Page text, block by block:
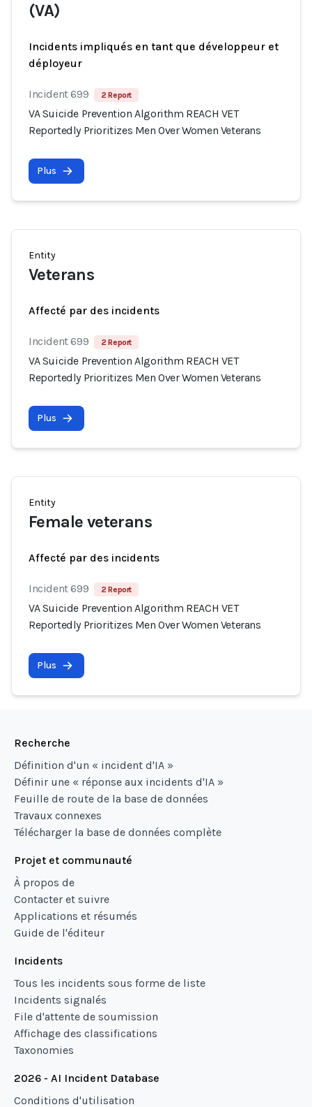
(VA)
Incidents impliqués en tant que développeur et
déployeur
Incident 699 2 Report
VA Suicide Prevention Algorithm REACH VET
Reportedly Prioritizes Men Over Women Veterans
Plus
Entity
Veterans
Affecté par des incidents
Incident 699 2 Report
VA Suicide Prevention Algorithm REACH VET
Reportedly Prioritizes Men Over Women Veterans
Plus
Entity
Female veterans
Affecté par des incidents
Incident 699 2 Report
VA Suicide Prevention Algorithm REACH VET
Reportedly Prioritizes Men Over Women Veterans
Plus
Recherche
Définition d'un « incident d'IA »
Définir une « réponse aux incidents d'IA »
Feuille de route de la base de données
Travaux connexes
Télécharger la base de données complète
Projet et communauté
À propos de
Contacter et suivre
Applications et résumés
Guide de l'éditeur
Incidents
Tous les incidents sous forme de liste
Incidents signalés
File d'attente de soumission
Affichage des classifications
Taxonomies
2026 - AI Incident Database
Conditions d'utilisation